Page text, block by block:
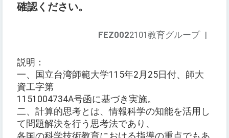
確認ください。
FEZ0022101教育グループ |
説明：
一、国立台湾師範大学115年2月25日付、師大
資工字第
1151004734A号函に基づき実施。
二、計算的思考とは、情報科学の知能を活用し
て問題解決を行う思考法であり、